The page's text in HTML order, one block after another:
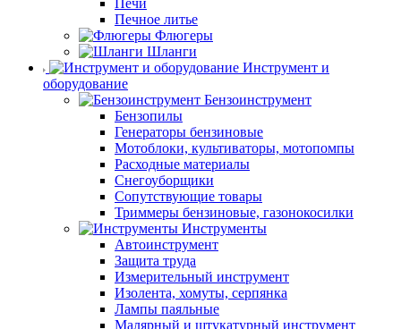
Печи
Печное литье
Флюгеры
Шланги
Инструмент и
оборудование
Бензоинструмент
Бензопилы
Генераторы бензиновые
Мотоблоки, культиваторы, мотопомпы
Расходные материалы
Снегоуборщики
Сопутствующие товары
Триммеры бензиновые, газонокосилки
Инструменты
Автоинструмент
Защита труда
Измерительный инструмент
Изолента, хомуты, серпянка
Лампы паяльные
Малярный и штукатурный инструмент